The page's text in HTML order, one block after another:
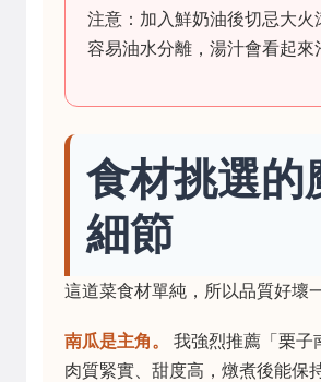
注意：加入鮮奶油後切忌大火
容易油水分離，湯汁會看起來
食材挑選的
細節
這道菜食材單純，所以品質好壞
南瓜是主角。
我強烈推薦「栗子
肉質緊實、甜度高，燉煮後能保